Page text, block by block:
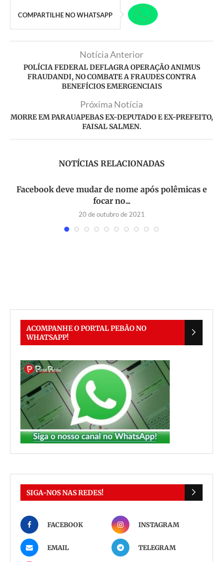
COMPARTILHE NO WHATSAPP
Notícia Anterior
POLÍCIA FEDERAL DEFLAGRA OPERAÇÃO ANIMUS
FRAUDANDI, NO COMBATE A FRAUDES CONTRA
BENEFÍCIOS EMERGENCIAIS
Próxima Notícia
MORRE EM PARAUAPEBAS EX-DEPUTADO E EX-PREFEITO,
FAISAL SALMEN.
NOTÍCIAS RELACIONADAS
Facebook deve mudar de nome após polêmicas e
focar no...
20 de outubro de 2021
ACOMPANHE O PORTAL PEBÃO NO
WHATSAPP!
SIGA-NOS NAS REDES!
FACEBOOK INSTAGRAM
EMAIL TELEGRAM